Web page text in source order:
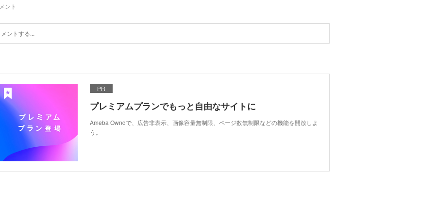
ント
PR
プレミアムプランでもっと自由なサイトに
Ameba Owndで、広告非表示、画像容量無制限、ページ数無制限などの機能を開放しよ
う。